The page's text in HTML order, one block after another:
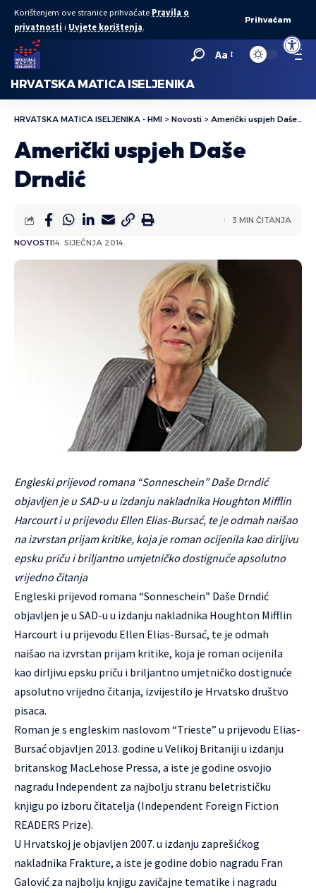
Open
Korištenjem ove stranice prihvaćate Pravila o
privatnosti i Uvjete korištenja.
Prihvaćam
Aa
HRVATSKA MATICA ISELJENIKA
HRVATSKA MATICA ISELJENIKA - HMI > Novosti > Američki uspjeh Daše Drndić
Američki uspjeh Daše
Drndić
NOVOSTI14. SIJEČNJA 2014.
3 MIN ČITANJA
Engleski prijevod romana “Sonneschein” Daše Drndić
objavljen je u SAD-u u izdanju nakladnika Houghton Mifflin
Harcourt i u prijevodu Ellen Elias-Bursać, te je odmah naišao
na izvrstan prijam kritike, koja je roman ocijenila kao dirljivu
epsku priču i briljantno umjetničko dostignuće apsolutno
vrijedno čitanja
Engleski prijevod romana “Sonneschein” Daše Drndić
objavljen je u SAD-u u izdanju nakladnika Houghton Mifflin
Harcourt i u prijevodu Ellen Elias-Bursać, te je odmah
naišao na izvrstan prijam kritike, koja je roman ocijenila
kao dirljivu epsku priču i briljantno umjetničko dostignuće
apsolutno vrijedno čitanja, izvijestilo je Hrvatsko društvo
pisaca.
Roman je s engleskim naslovom “Trieste” u prijevodu Elias-
Bursać objavljen 2013. godine u Velikoj Britaniji u izdanju
britanskog MacLehose Pressa, a iste je godine osvojio
nagradu Independent za najbolju stranu beletrističku
knjigu po izboru čitatelja (Independent Foreign Fiction
READERS Prize).
U Hrvatskoj je objavljen 2007. u izdanju zaprešićkog
nakladnika Frakture, a iste je godine dobio nagradu Fran
Galović za najbolju knjigu zavičajne tematike i nagradu